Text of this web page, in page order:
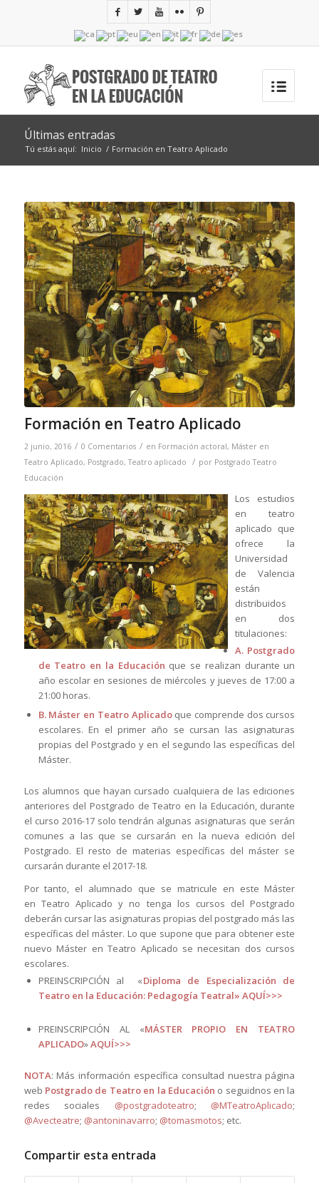
Últimas entradas
Tú estás aquí: Inicio / Formación en Teatro Aplicado
Formación en Teatro Aplicado
2 junio, 2016 / 0 Comentarios / en Formación actoral, Máster en
Teatro Aplicado, Postgrado,Teatro aplicado / por Postgrado Teatro
Educación
Los estudios
en teatro
aplicado que
ofrece la
Universidad
de Valencia
están
distribuidos
en dos
titulaciones:
A. Postgrado
de Teatro en la Educación que se realizan durante un
año escolar en sesiones de miércoles y jueves de 17:00 a
21:00 horas.
B. Máster en Teatro Aplicadoque comprende dos cursos
escolares. En el primer año se cursan las asignaturas
propias del Postgrado y en el segundo las específicas del
Máster.
Los alumnos que hayan cursado cualquiera de las ediciones
anteriores del Postgrado de Teatro en la Educación, durante
el curso 2016-17 solo tendrán algunas asignaturas que serán
comunes a las que se cursarán en la nueva edición del
Postgrado. El resto de materias específicas del máster se
cursarán durante el 2017-18.
Por tanto, el alumnado que se matricule en este Máster
en Teatro Aplicado y no tenga los cursos del Postgrado
deberán cursar las asignaturas propias del postgrado más las
específicas del máster. Lo que supone que para obtener este
nuevo Máster en Teatro Aplicado se necesitan dos cursos
escolares.
PREINSCRIPCIÓN al «Diploma de Especialización de
Teatro en la Educación: Pedagogía Teatral» AQUÍ>>>
PREINSCRIPCIÓN AL «MÁSTER PROPIO EN TEATRO
APLICADO»AQUÍ>>>
NOTA: Más información específica consultad nuestra página
web Postgrado de Teatro en la Educación o seguidnos en la
redes sociales @postgradoteatro; @MTeatroAplicado;
@Avecteatre; @antoninavarro; @tomasmotos; etc.
Compartir esta entrada